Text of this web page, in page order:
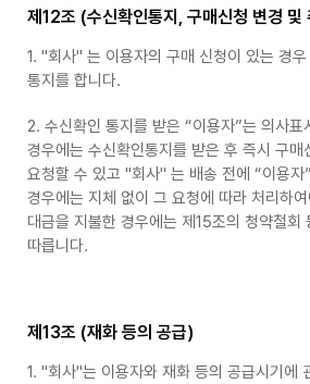
제12조 (수신확인통지, 구매신청 변경 및
1. "회사" 는 이용자의 구매 신청이 있는 경
통지를 합니다.
2. 수신확인 통지를 받은 “이용자”는 의사표
경우에는 수신확인통지를 받은 후 즉시 구매
요청할 수 있고 "회사" 는 배송 전에 “이용자
경우에는 지체 없이 그 요청에 따라 처리하여
대금을 지불한 경우에는 제15조의 청약철회
따릅니다.
제13조 (재화 등의 공급)
1. "회사"는 이용자와 재화 등의 공급시기에